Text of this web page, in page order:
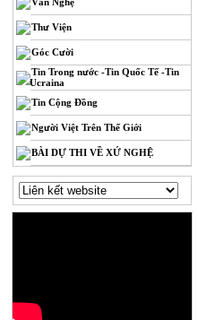
Thư Viện
Góc Cười
Tin Trong nước -Tin Quốc Tế -Tin
Ucraina
Tin Cộng Đồng
Người Việt Trên Thế Giới
BÀI DỰ THI VỀ XỨ NGHỆ